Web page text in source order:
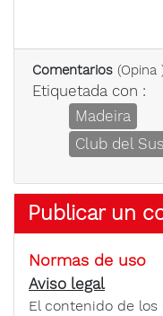
Comentarios (Opina
Etiquetada con :
Madeira
Club del
Publicar un
Normas de uso
Aviso legal
El contenido de